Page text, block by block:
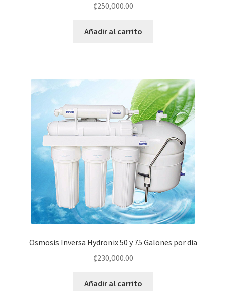
₡250,000.00
Añadir al carrito
Osmosis Inversa Hydronix 50 y 75 Galones por dia
₡230,000.00
Añadir al carrito